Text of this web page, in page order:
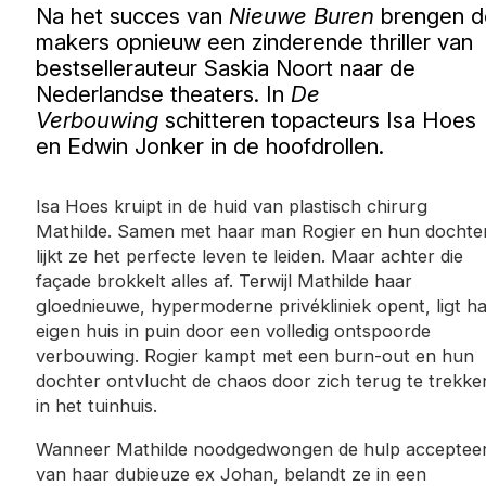
Na het succes van Nieuwe Buren brengen
makers opnieuw een zinderende thriller van
bestsellerauteur Saskia Noort naar de
Nederlandse theaters. In De
Verbouwing schitteren topacteurs Isa Hoes
en Edwin Jonker in de hoofdrollen.
Isa Hoes kruipt in de huid van plastisch chirurg
Mathilde. Samen met haar man Rogier en hun
lijkt ze het perfecte leven te leiden. Maar achter die
façade brokkelt alles af. Terwijl Mathilde haar
gloednieuwe, hypermoderne privékliniek opent, ligt
eigen huis in puin door een volledig ontspoorde
verbouwing. Rogier kampt met een burn-out en hun
dochter ontvlucht de chaos door zich terug te
in het tuinhuis.
Wanneer Mathilde noodgedwongen de hulp
van haar dubieuze ex Johan, belandt ze in een